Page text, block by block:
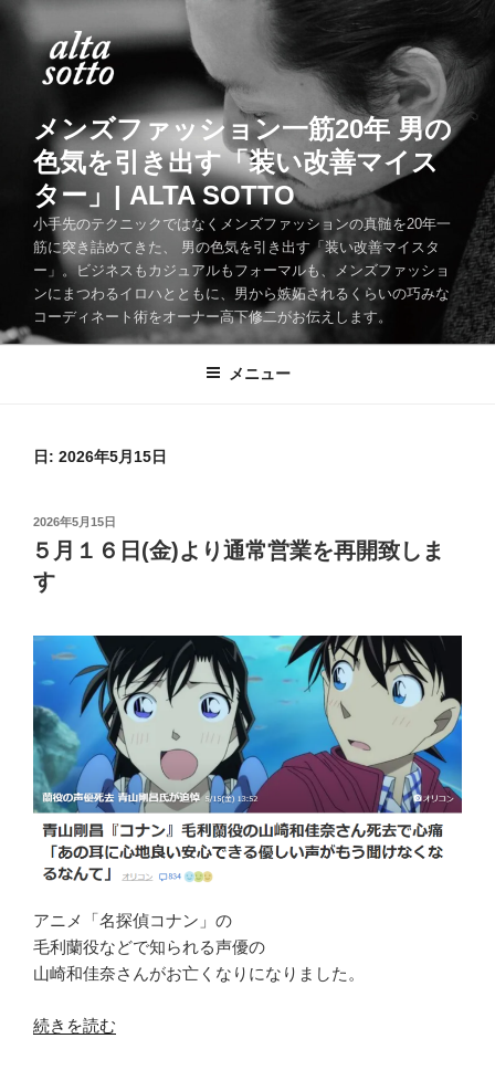
メンズファッション一筋20年 男の
色気を引き出す「装い改善マイス
ター」| ALTA SOTTO
小手先のテクニックではなくメンズファッションの真髄を20年一
筋に突き詰めてきた、 男の色気を引き出す「装い改善マイスタ
ー」。ビジネスもカジュアルもフォーマルも、メンズファッショ
ンにまつわるイロハとともに、男から嫉妬されるくらいの巧みな
コーディネート術をオーナー高下修二がお伝えします。
メニュー
日: 2026年5月15日
投
稿
日:
2026年5月15日
５月１６日(金)より通常営業を再開致しま
す
アニメ「名探偵コナン」の
毛利蘭役などで知られる声優の
山崎和佳奈さんがお亡くなりになりました。
“５
続きを読む